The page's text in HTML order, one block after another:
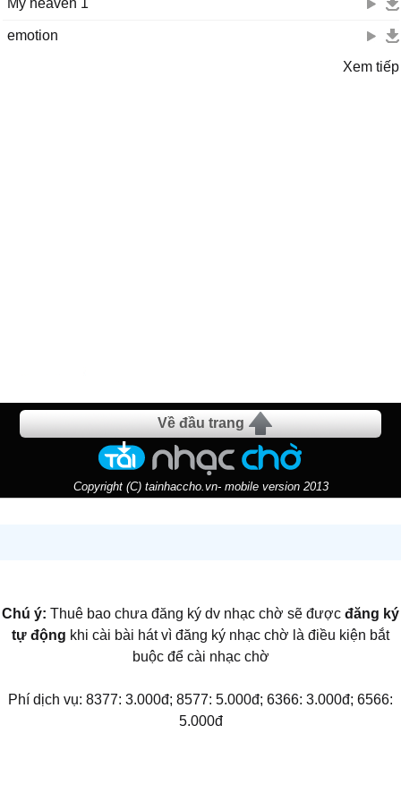
My heaven 1
emotion
Xem tiếp
Về đầu trang
Copyright (C) tainhaccho.vn- mobile version 2013
Chú ý: Thuê bao chưa đăng ký dv nhạc chờ sẽ được đăng ký
tự động khi cài bài hát vì đăng ký nhạc chờ là điều kiện bắt
buộc để cài nhạc chờ
Phí dịch vụ: 8377: 3.000đ; 8577: 5.000đ; 6366: 3.000đ; 6566:
5.000đ